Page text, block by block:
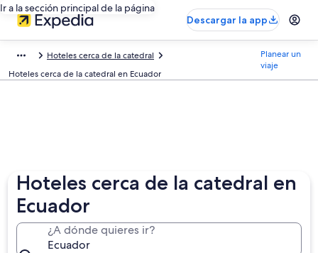
Ir a la sección principal de la página
Descargar la app
Hoteles cerca de la catedral
Hoteles cerca de la catedral en Ecuador
Planear un
viaje
Hoteles cerca de la catedral en
Ecuador
¿A dónde quieres ir?
Ecuador